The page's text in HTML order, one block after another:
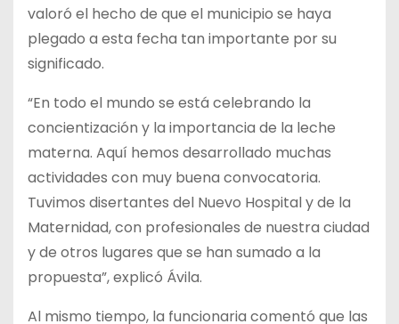
valoró el hecho de que el municipio se haya
plegado a esta fecha tan importante por su
significado.
“En todo el mundo se está celebrando la
concientización y la importancia de la leche
materna. Aquí hemos desarrollado muchas
actividades con muy buena convocatoria.
Tuvimos disertantes del Nuevo Hospital y de la
Maternidad, con profesionales de nuestra ciudad
y de otros lugares que se han sumado a la
propuesta”, explicó Ávila.
Al mismo tiempo, la funcionaria comentó que las